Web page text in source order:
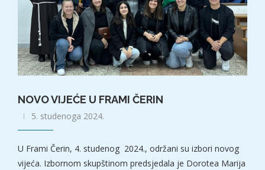
NOVO VIJEĆE U FRAMI ČERIN
5. studenoga 2024.
U Frami Čerin, 4. studenog 2024., održani su izbori novog
vijeća. Izbornom skupštinom predsjedala je Dorotea Marija